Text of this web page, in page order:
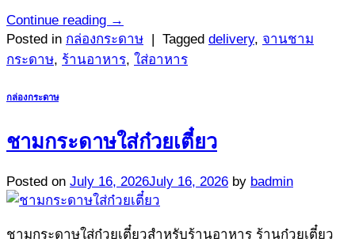
Continue reading →
Posted in กล่องกระดาษ | Tagged delivery, จานชาม
กระดาษ, ร้านอาหาร, ใส่อาหาร
กล่องกระดาษ
ชามกระดาษใส่ก๋วยเตี๋ยว
Posted on July 16, 2026July 16, 2026 by badmin
ชามกระดาษใส่ก๋วยเตี๋ยวสำหรับร้านอาหาร ร้านก๋วยเตี๋ยว